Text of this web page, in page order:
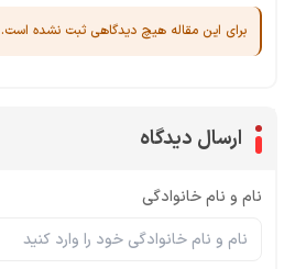
برای این مقاله هیچ دیدگاهی ثبت نشده است.
ارسال دیدگاه
نام و نام خانوادگی